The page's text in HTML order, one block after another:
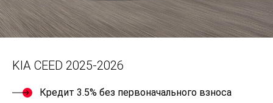
KIA CEED 2025-2026
Кредит 3.5% без первоначального взноса